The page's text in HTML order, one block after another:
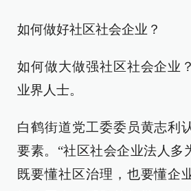
如何做好社区社会企业？
如何做大做强社区社会企业
业界人士。
白鹤街道党工委委员黄志利
要素。“社区社会企业法人多
既要懂社区治理，也要懂企